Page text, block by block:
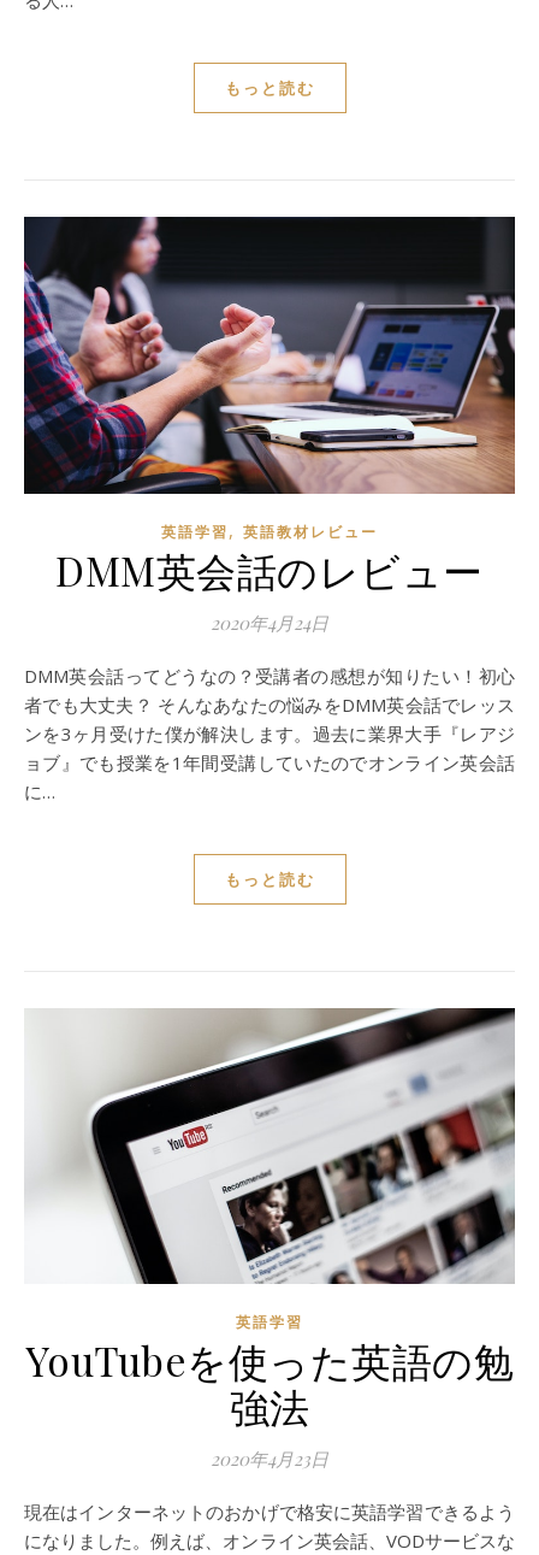
もっと読む
英語学習, 英語教材レビュー
DMM英会話のレビュー
2020年4月24日
DMM英会話ってどうなの？受講者の感想が知りたい！初心
者でも大丈夫？ そんなあなたの悩みをDMM英会話でレッス
ンを3ヶ月受けた僕が解決します。過去に業界大手『レアジ
ョブ』でも授業を1年間受講していたのでオンライン英会話
に…
もっと読む
英語学習
YouTubeを使った英語の勉
強法
2020年4月23日
現在はインターネットのおかげで格安に英語学習できるよう
になりました。例えば、オンライン英会話、VODサービスな